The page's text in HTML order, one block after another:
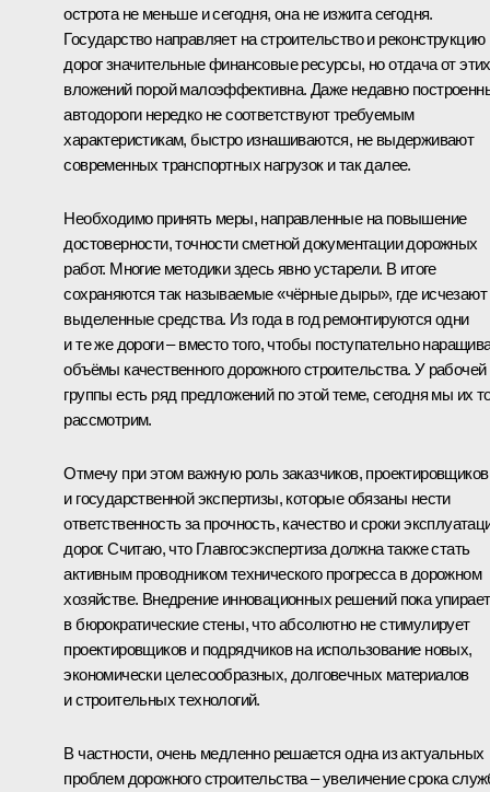
острота не меньше и сегодня, она не изжита сегодня.
Государство направляет на строительство и реконструкцию
дорог значительные финансовые ресурсы, но отдача от этих
вложений порой малоэффективна. Даже недавно
автодороги нередко не соответствуют требуемым
характеристикам, быстро изнашиваются, не выдерживают
современных транспортных нагрузок и так далее.
Необходимо принять меры, направленные на повышение
достоверности, точности сметной документации дорожных
работ. Многие методики здесь явно устарели. В итоге
сохраняются так называемые «чёрные дыры», где исчезают
выделенные средства. Из года в год ремонтируются одни
и те же дороги – вместо того, чтобы поступательно
объёмы качественного дорожного строительства. У рабочей
группы есть ряд предложений по этой теме, сегодня мы их
рассмотрим.
Отмечу при этом важную роль заказчиков, проектировщиков
и государственной экспертизы, которые обязаны нести
ответственность за прочность, качество и сроки
дорог. Считаю, что Главгосэкспертиза должна также стать
активным проводником технического прогресса в дорожном
хозяйстве. Внедрение инновационных решений пока
в бюрократические стены, что абсолютно не стимулирует
проектировщиков и подрядчиков на использование новых,
экономически целесообразных, долговечных материалов
и строительных технологий.
В частности, очень медленно решается одна из актуальных
проблем дорожного строительства – увеличение срока